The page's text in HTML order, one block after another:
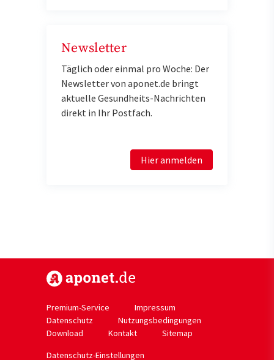
Newsletter
Täglich oder einmal pro Woche: Der
Newsletter von aponet.de bringt
aktuelle Gesundheits-Nachrichten
direkt in Ihr Postfach.
Hier anmelden
Premium-Service
Impressum
Datenschutz
Nutzungsbedingungen
Download
Kontakt
Sitemap
Datenschutz-Einstellungen